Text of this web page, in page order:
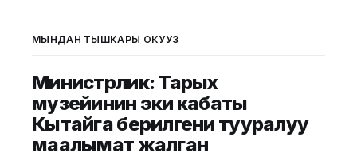
МЫНДАН ТЫШКАРЫ ОКУҢУЗ
Министрлик: Тарых
музейинин эки кабаты
Кытайга берилгени тууралуу
маалымат жалган